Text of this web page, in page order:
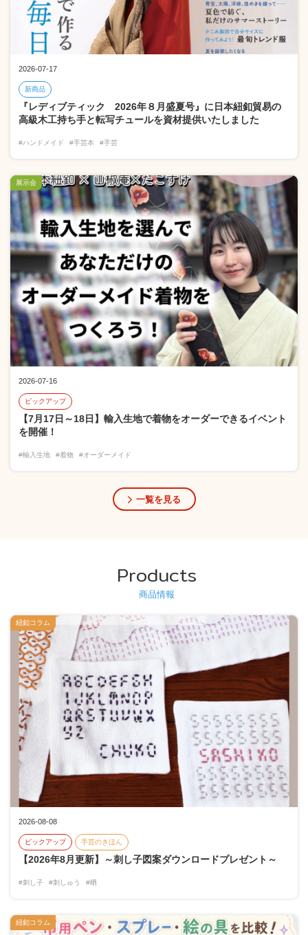
2026-07-17
新商品
『レディブティック 2026年８月盛夏号』に日本紐釦貿易の
高級木工持ち手と転写チュールを資材提供いたしました
#ハンドメイド #手芸本 #手芸
2026-07-16
ピックアップ
【7月17日～18日】輸入生地で着物をオーダーできるイベント
を開催！
#輸入生地 #着物 #オーダーメイド
展示会
一覧を見る
Products
商品情報
2026-08-08
ピックアップ 手芸のきほん
【2026年8月更新】～刺し子図案ダウンロードプレゼント～
#刺し子 #刺しゅう #晒
紐釦コラム
紐釦コラム